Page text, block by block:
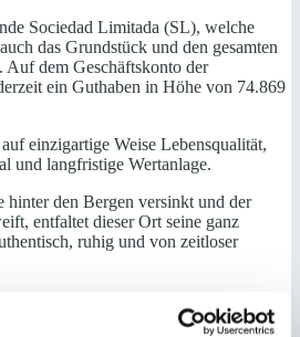
Sociedad Limitada (SL), welche
das Grundstück und den gesamten
Auf dem Geschäftskonto der
ein Guthaben in Höhe von 74.869
einzigartige Weise Lebensqualität,
und langfristige Wertanlage.
hinter den Bergen versinkt und der
entfaltet dieser Ort seine ganz
ruhig und von zeitloser